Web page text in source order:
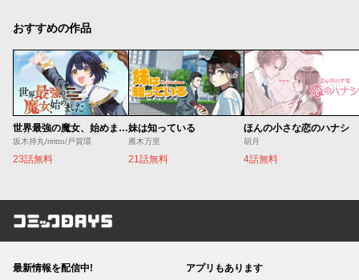
おすすめの作品
世界最強の魔女、始めました ～私だけ『攻略サイト』を見れる世界で自由に生きます～
坂木持丸/riritto/戸賀環
23話無料
妹は知っている
雁木万里
21話無料
ほんの小さな恋のハナシ
胡月
4話無料
コミックDAYS
最新情報を配信中! アプリもあります